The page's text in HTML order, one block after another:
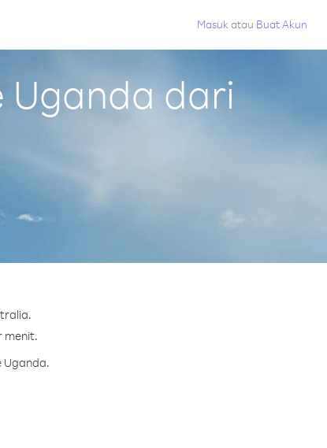
Masuk atau Buat Akun
Uganda dari
menit.
Uganda.